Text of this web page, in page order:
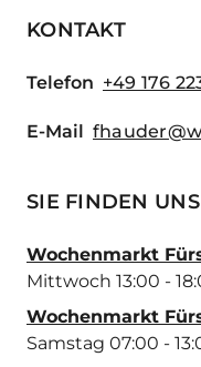
KONTAKT
Telefon +49 176
E-Mail
SIE FINDEN
Wochenmarkt
Mittwoch 13:00 -
Wochenmarkt
Samstag 07:00 -